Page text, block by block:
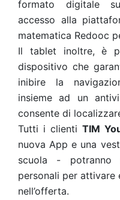
formato digitale
accesso alla
matematica Redooc
Il tablet inoltre, è
dispositivo che
inibire la
insieme ad un
consente di
Tutti i clienti TIM
nuova App e una
scuola -
personali per attivare
nell’offerta.